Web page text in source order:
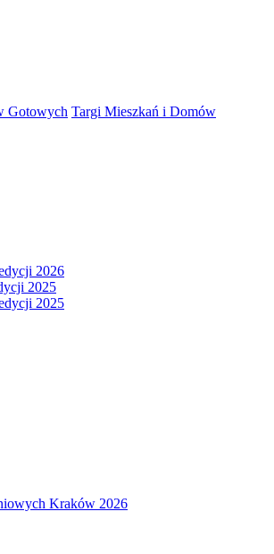
Gotowych Targi Mieszkań i Domów
2026
2025
2025
Kraków 2026